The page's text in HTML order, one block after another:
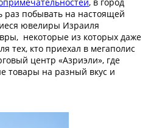
раз побывать на настоящей
ювелиры Израиля
некоторые из которых даже
тех, кто приехал в мегаполис
центр «Азриэли», где
товары на разный вкус и